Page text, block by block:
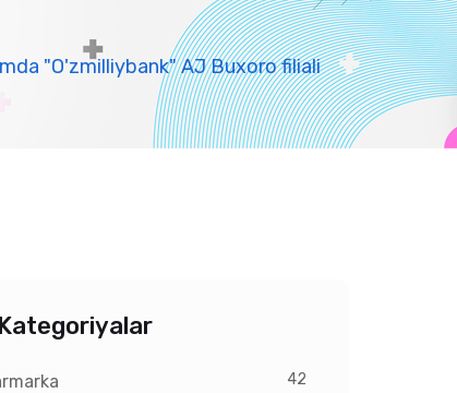
"O'zmilliybank" AJ Buxoro filiali
Kategoriyalar
42